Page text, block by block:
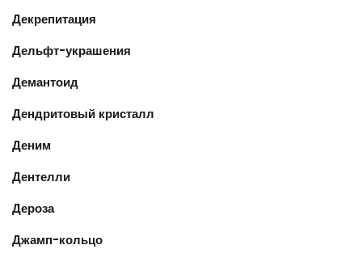
Декрепитация
Дельфт-украшения
Демантоид
Дендритовый кристалл
Деним
Дентелли
Дероза
Джамп-кольцо